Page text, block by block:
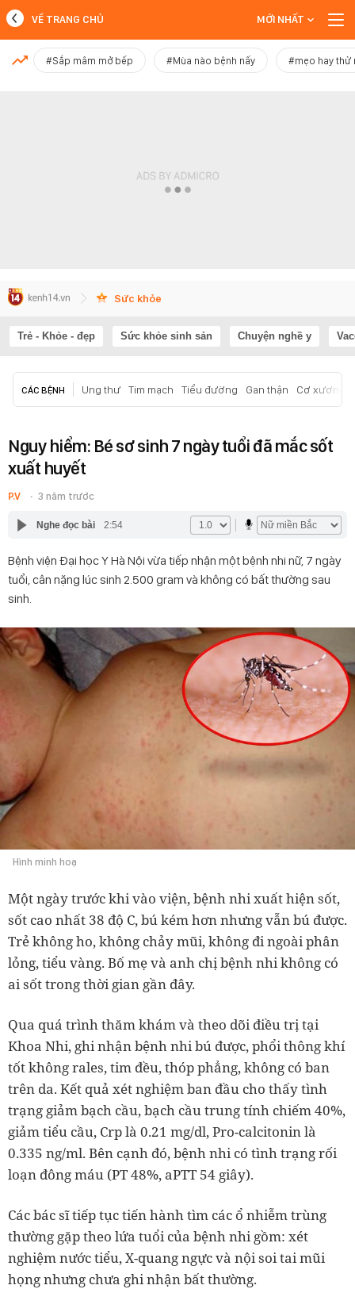
MỚI NHẤT
VỀ TRANG CHỦ MỚI NHẤT
#Sắp mâm mở bếp #Mùa nào bệnh nấy #mẹo hay thử
Sức khỏe
Trẻ - Khỏe - đẹp Sức khỏe sinh sản Chuyện nghề y
CÁC BỆNH Ung thư Tim mạch Tiểu đường Gan thận Cơ xương
Nguy hiểm: Bé sơ sinh 7 ngày tuổi đã mắc sốt
xuất huyết
P.V 3 năm trước
Nghe đọc bài 2:54
Bệnh viện Đại học Y Hà Nội vừa tiếp nhận một bệnh nhi nữ, 7 ngày
tuổi, cân nặng lúc sinh 2.500 gram và không có bất thường sau
sinh.
Hình minh hoạ
Một ngày trước khi vào viện, bệnh nhi xuất hiện sốt,
sốt cao nhất 38 độ C, bú kém hơn nhưng vẫn bú được.
Trẻ không ho, không chảy mũi, không đi ngoài phân
lỏng, tiểu vàng. Bố mẹ và anh chị bệnh nhi không có
ai sốt trong thời gian gần đây.
Qua quá trình thăm khám và theo dõi điều trị tại
Khoa Nhi, ghi nhận bệnh nhi bú được, phổi thông khí
tốt không rales, tim đều, thóp phẳng, không có ban
trên da. Kết quả xét nghiệm ban đầu cho thấy tình
trạng giảm bạch cầu, bạch cầu trung tính chiếm 40%,
giảm tiểu cầu, Crp là 0.21 mg/dl, Pro-calcitonin là
0.335 ng/ml. Bên cạnh đó, bệnh nhi có tình trạng rối
loạn đông máu (PT 48%, aPTT 54 giây).
Các bác sĩ tiếp tục tiến hành tìm các ổ nhiễm trùng
thường gặp theo lứa tuổi của bệnh nhi gồm: xét
nghiệm nước tiểu, X-quang ngực và nội soi tai mũi
họng nhưng chưa ghi nhận bất thường.